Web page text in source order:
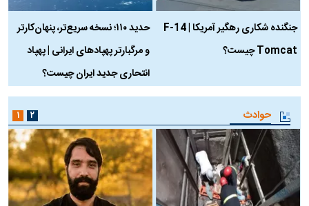
جنگنده شکاری رهگیر آمریکا | F-14
Tomcat چیست؟
حدید ۱۱۰؛ نسخه سریع‌تر، پنهان‌کارتر
و مرگبارتر پهپادهای ایرانی | پهپاد
انتحاری جدید ایران چیست؟
حوادث ۱ ۲